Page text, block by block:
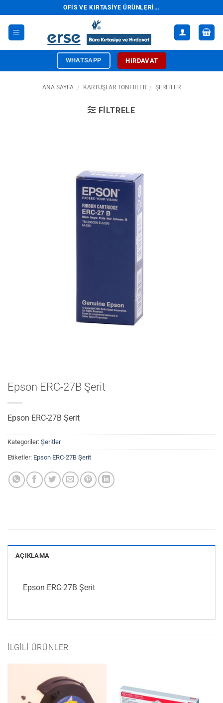
atla
OFIS VE KIRTASIYE ÜRÜNLERI...
WHATSAPP HIRDAVAT
ANA SAYFA / KARTUŞLAR TONERLER / ŞERITLER
FILTRELE
Epson ERC-27B Şerit
Epson ERC-27B Şerit
Kategoriler: Şeritler
Etiketler: Epson ERC-27B Şerit
AÇIKLAMA
Epson ERC-27B Şerit
İLGILI ÜRÜNLER